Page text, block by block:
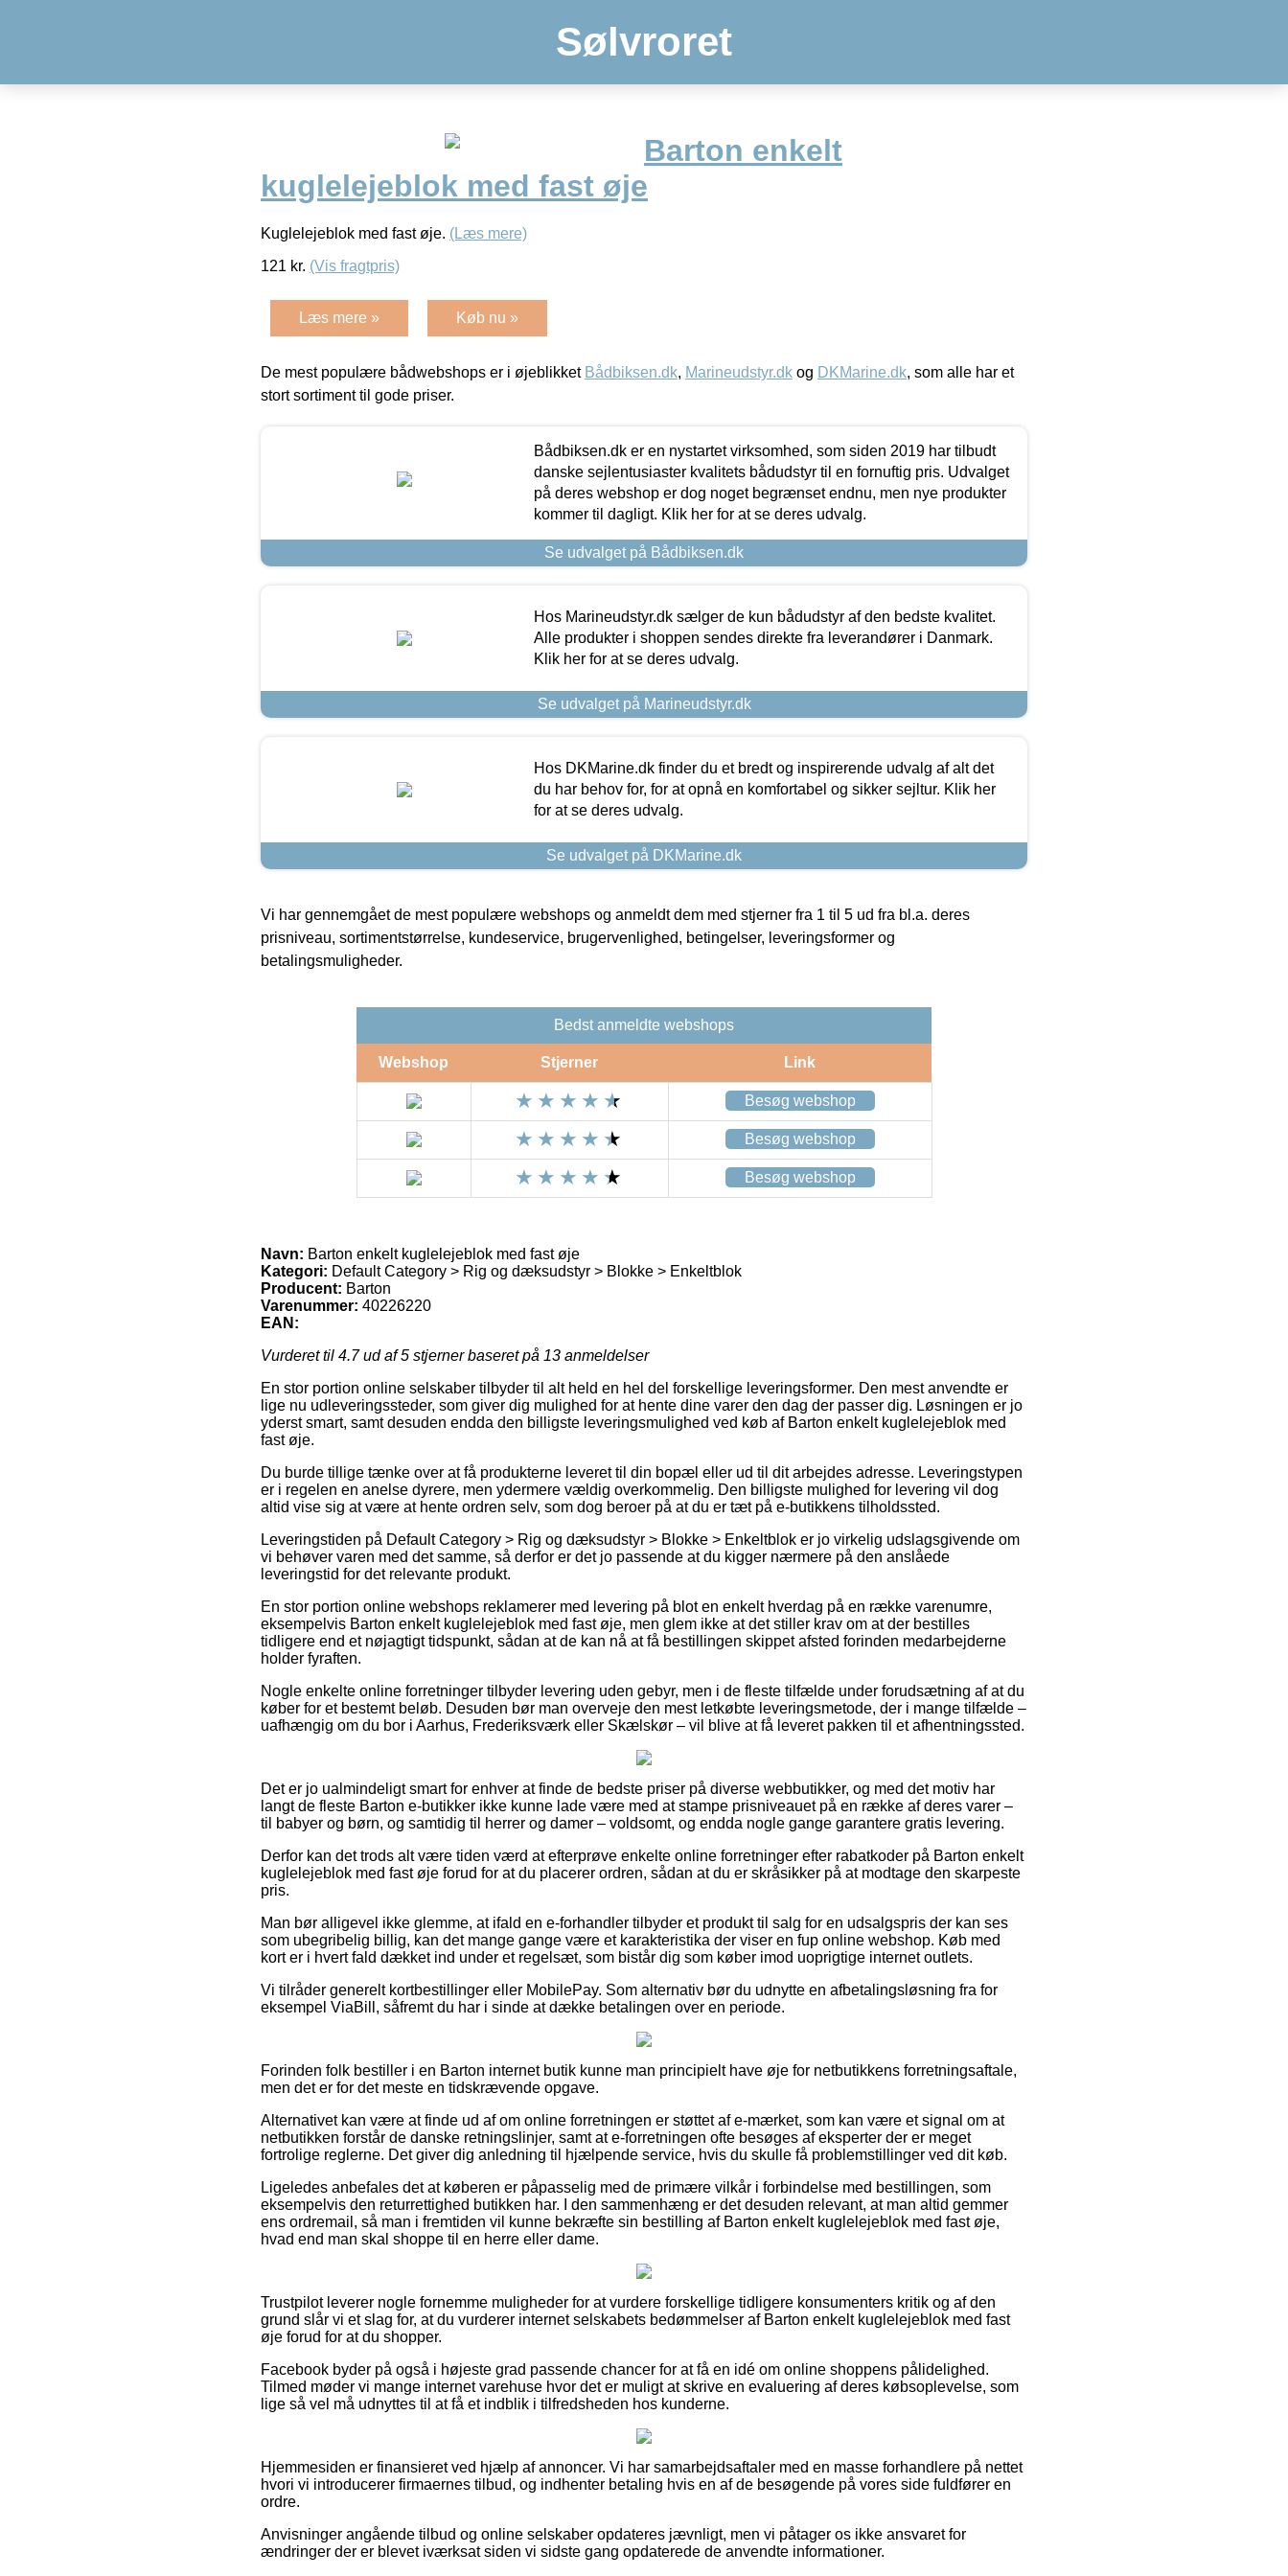
Sølvroret
Barton enkelt
kuglelejeblok med fast øje
Kuglelejeblok med fast øje. (Læs mere)
121 kr. (Vis fragtpris)
Læs mere » Køb nu »
De mest populære bådwebshops er i øjeblikket Bådbiksen.dk, Marineudstyr.dk og DKMarine.dk, som alle har et
stort sortiment til gode priser.
Bådbiksen.dk er en nystartet virksomhed, som siden 2019 har tilbudt
danske sejlentusiaster kvalitets bådudstyr til en fornuftig pris. Udvalget
på deres webshop er dog noget begrænset endnu, men nye produkter
kommer til dagligt. Klik her for at se deres udvalg.
Se udvalget på Bådbiksen.dk
Hos Marineudstyr.dk sælger de kun bådudstyr af den bedste kvalitet.
Alle produkter i shoppen sendes direkte fra leverandører i Danmark.
Klik her for at se deres udvalg.
Se udvalget på Marineudstyr.dk
Hos DKMarine.dk finder du et bredt og inspirerende udvalg af alt det
du har behov for, for at opnå en komfortabel og sikker sejltur. Klik her
for at se deres udvalg.
Se udvalget på DKMarine.dk
Vi har gennemgået de mest populære webshops og anmeldt dem med stjerner fra 1 til 5 ud fra bl.a. deres
prisniveau, sortimentstørrelse, kundeservice, brugervenlighed, betingelser, leveringsformer og
betalingsmuligheder.
Bedst anmeldte webshops
Webshop Stjerner Link
Besøg webshop
Besøg webshop
Besøg webshop
Navn: Barton enkelt kuglelejeblok med fast øje
Kategori: Default Category > Rig og dæksudstyr > Blokke > Enkeltblok
Producent: Barton
Varenummer: 40226220
EAN:
Vurderet til 4.7ud af 5 stjerner baseret på 13 anmeldelser
En stor portion online selskaber tilbyder til alt held en hel del forskellige leveringsformer. Den mest anvendte er
lige nu udleveringssteder, som giver dig mulighed for at hente dine varer den dag der passer dig. Løsningen er jo
yderst smart, samt desuden endda den billigste leveringsmulighed ved køb af Barton enkelt kuglelejeblok med
fast øje.
Du burde tillige tænke over at få produkterne leveret til din bopæl eller ud til dit arbejdes adresse. Leveringstypen
er i regelen en anelse dyrere, men ydermere vældig overkommelig. Den billigste mulighed for levering vil dog
altid vise sig at være at hente ordren selv, som dog beroer på at du er tæt på e-butikkens tilholdssted.
Leveringstiden på Default Category > Rig og dæksudstyr > Blokke > Enkeltblok er jo virkelig udslagsgivende om
vi behøver varen med det samme, så derfor er det jo passende at du kigger nærmere på den anslåede
leveringstid for det relevante produkt.
En stor portion online webshops reklamerer med levering på blot en enkelt hverdag på en række varenumre,
eksempelvis Barton enkelt kuglelejeblok med fast øje, men glem ikke at det stiller krav om at der bestilles
tidligere end et nøjagtigt tidspunkt, sådan at de kan nå at få bestillingen skippet afsted forinden medarbejderne
holder fyraften.
Nogle enkelte online forretninger tilbyder levering uden gebyr, men i de fleste tilfælde under forudsætning af at du
køber for et bestemt beløb. Desuden bør man overveje den mest letkøbte leveringsmetode, der i mange tilfælde –
uafhængig om du bor i Aarhus, Frederiksværk eller Skælskør – vil blive at få leveret pakken til et afhentningssted.
Det er jo ualmindeligt smart for enhver at finde de bedste priser på diverse webbutikker, og med det motiv har
langt de fleste Barton e-butikker ikke kunne lade være med at stampe prisniveauet på en række af deres varer –
til babyer og børn, og samtidig til herrer og damer – voldsomt, og endda nogle gange garantere gratis levering.
Derfor kan det trods alt være tiden værd at efterprøve enkelte online forretninger efter rabatkoder på Barton enkelt
kuglelejeblok med fast øje forud for at du placerer ordren, sådan at du er skråsikker på at modtage den skarpeste
pris.
Man bør alligevel ikke glemme, at ifald en e-forhandler tilbyder et produkt til salg for en udsalgspris der kan ses
som ubegribelig billig, kan det mange gange være et karakteristika der viser en fup online webshop. Køb med
kort er i hvert fald dækket ind under et regelsæt, som bistår dig som køber imod uoprigtige internet outlets.
Vi tilråder generelt kortbestillinger eller MobilePay. Som alternativ bør du udnytte en afbetalingsløsning fra for
eksempel ViaBill, såfremt du har i sinde at dække betalingen over en periode.
Forinden folk bestiller i en Barton internet butik kunne man principielt have øje for netbutikkens forretningsaftale,
men det er for det meste en tidskrævende opgave.
Alternativet kan være at finde ud af om online forretningen er støttet af e-mærket, som kan være et signal om at
netbutikken forstår de danske retningslinjer, samt at e-forretningen ofte besøges af eksperter der er meget
fortrolige reglerne. Det giver dig anledning til hjælpende service, hvis du skulle få problemstillinger ved dit køb.
Ligeledes anbefales det at køberen er påpasselig med de primære vilkår i forbindelse med bestillingen, som
eksempelvis den returrettighed butikken har. I den sammenhæng er det desuden relevant, at man altid gemmer
ens ordremail, så man i fremtiden vil kunne bekræfte sin bestilling af Barton enkelt kuglelejeblok med fast øje,
hvad end man skal shoppe til en herre eller dame.
Trustpilot leverer nogle fornemme muligheder for at vurdere forskellige tidligere konsumenters kritik og af den
grund slår vi et slag for, at du vurderer internet selskabets bedømmelser af Barton enkelt kuglelejeblok med fast
øje forud for at du shopper.
Facebook byder på også i højeste grad passende chancer for at få en idé om online shoppens pålidelighed.
Tilmed møder vi mange internet varehuse hvor det er muligt at skrive en evaluering af deres købsoplevelse, som
lige så vel må udnyttes til at få et indblik i tilfredsheden hos kunderne.
Hjemmesiden er finansieret ved hjælp af annoncer. Vi har samarbejdsaftaler med en masse forhandlere på nettet
hvori vi introducerer firmaernes tilbud, og indhenter betaling hvis en af de besøgende på vores side fuldfører en
ordre.
Anvisninger angående tilbud og online selskaber opdateres jævnligt, men vi påtager os ikke ansvaret for
ændringer der er blevet iværksat siden vi sidste gang opdaterede de anvendte informationer.